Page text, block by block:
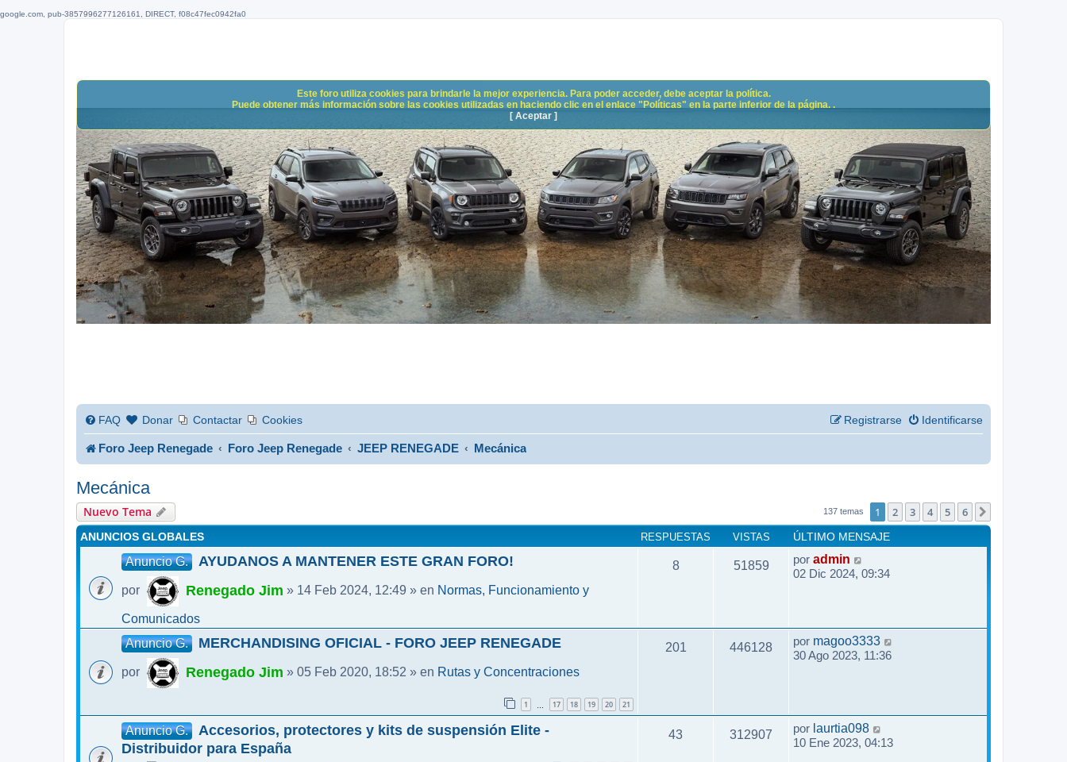
google.com, pub-3857996277126161, DIRECT, f08c47fec0942fa0
FAQ Donar Contactar Cookies Identificarse
Registrarse
Foro Jeep Renegade Foro Jeep Renegade JEEP RENEGADE Mecánica
Mecánica
Nuevo Tema 137 temas 1 2 3 4 5 6
ANUNCIOS GLOBALES RESPUESTAS VISTAS ÚLTIMO MENSAJE
Anuncio G. AYUDANOS A MANTENER ESTE GRAN FORO!
por Renegado Jim » 14 Feb 2024, 12:49 » en Normas, Funcionamiento y
Comunicados
8 51859 por admin
02 Dic 2024, 09:34
Anuncio G. MERCHANDISING OFICIAL - FORO JEEP RENEGADE
por Renegado Jim » 05 Feb 2020, 18:52 » en Rutas y Concentraciones
1 17 18 19 20 21
201 446128 por magoo3333
30 Ago 2023, 11:36
Anuncio G.
Accesorios, protectores y kits de suspensión Elite -
Distribuidor para España
43 312907 por laurtia098
10 Ene 2023, 04:13
Este foro utiliza cookies para brindarle la mejor experiencia. Para poder acceder, debe aceptar la política.
Puede obtener más información sobre las cookies utilizadas en haciendo clic en el enlace "Políticas" en la parte inferior de la página. .
[ Aceptar ]